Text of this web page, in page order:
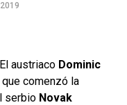
austriaco Dominic
comenzó la
serbio Novak